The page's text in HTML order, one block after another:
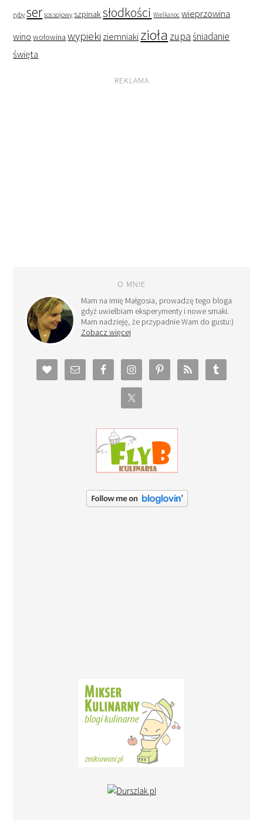
ryby ser sos sojowy szpinaksłodkości Wielkanoc wieprzowina
wino wołowina wypieki ziemniaki zioła zupaśniadanie
święta
REKLAMA
O MNIE
Mam na imię Małgosia, prowadzę tego bloga
gdyż uwielbiam eksperymenty i nowe smaki.
Mam nadzieję, że przypadnie Wam do gustu:)
Zobacz więcej